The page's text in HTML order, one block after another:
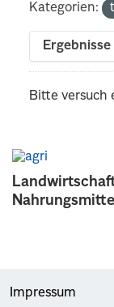
Kategorien:
Bitte versuch
Impressum